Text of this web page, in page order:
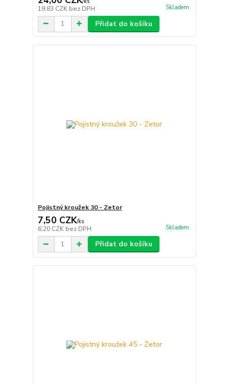
19,83 CZK bez DPH Skladem
Přidat do košíku
Pojistný kroužek 30 - Zetor
7,50 CZK/ks
6,20 CZK bez DPH Skladem
Přidat do košíku